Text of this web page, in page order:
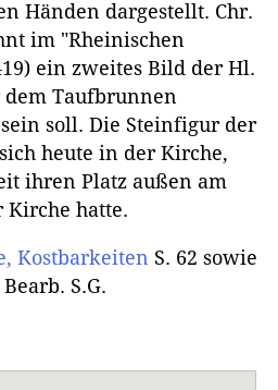
Händen dargestellt. Chr.
im "Rheinischen
ein zweites Bild der Hl.
dem Taufbrunnen
soll. Die Steinfigur der
heute in der Kirche,
ihren Platz außen am
Kirche hatte.
Kostbarkeiten S. 62 sowie
S.G.